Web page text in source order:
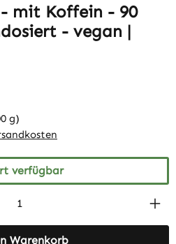
mit Koffein - 90
- vegan |
g)
verfügbar
den gewünschten
Warenkorb